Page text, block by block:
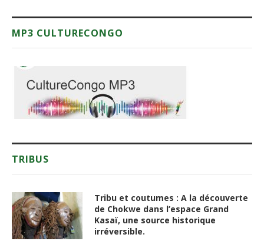
MP3 CULTURECONGO
TRIBUS
Tribu et coutumes : A la découverte
de Chokwe dans l’espace Grand
Kasaï, une source historique
irréversible.